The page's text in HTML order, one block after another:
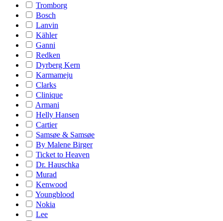
Tromborg
Bosch
Lanvin
Kähler
Ganni
Redken
Dyrberg Kern
Karmameju
Clarks
Clinique
Armani
Helly Hansen
Cartier
Samsøe & Samsøe
By Malene Birger
Ticket to Heaven
Dr. Hauschka
Murad
Kenwood
Youngblood
Nokia
Lee